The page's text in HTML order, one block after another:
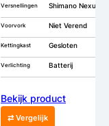
Versnellingen Shimano Nexus 3
Voorvork Niet Verend
Kettingkast Gesloten
Verlichting Batterij
Bekijk product
⇄ Vergelijk